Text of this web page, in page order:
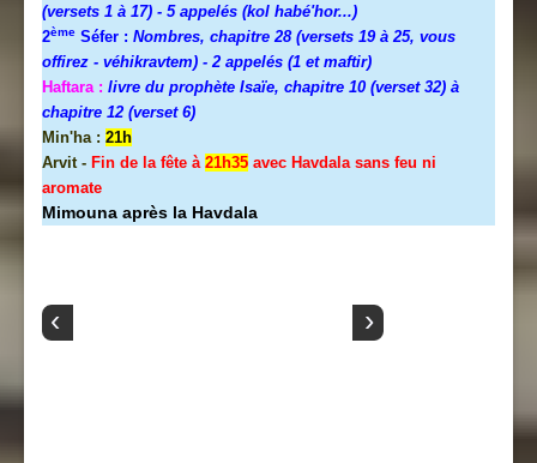
(versets 1 à 17) - 5 appelés (kol habé'hor...)
2ème Séfer : Nombres, chapitre 28 (versets 19 à 25, vous
offirez - véhikravtem) - 2 appelés (1 et maftir)
Haftara : livre du prophète Isaïe, chapitre 10 (verset 32) à
chapitre 12 (verset 6)
Min'ha : 21h
Arvit - Fin de la fête à 21h35 avec Havdala sans feu ni
aromate
Mimouna après la Havdala
‹ ›